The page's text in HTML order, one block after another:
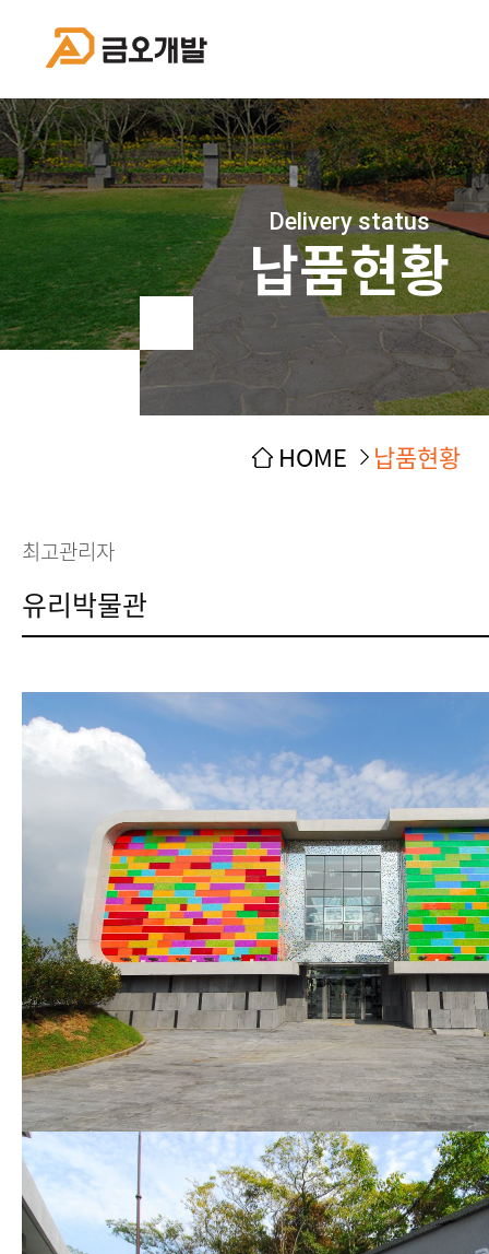
Delivery status
납품현황
HOME 납품현황
최고관리자
유리박물관